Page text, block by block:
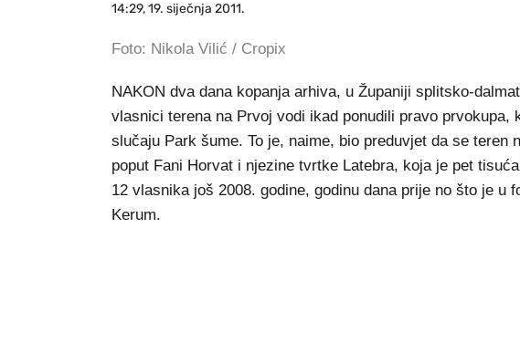
14:29, 19. siječnja 2011.
Foto: Nikola Vilić / Cropix
NAKON dva dana kopanja arhiva, u Županiji splitsko-
vlasnici terena na Prvoj vodi ikad ponudili pravo prvokupa,
slučaju Park šume. To je, naime, bio preduvjet da se teren
poput Fani Horvat i njezine tvrtke Latebra, koja je pet
12 vlasnika još 2008. godine, godinu dana prije no što je u
Kerum.